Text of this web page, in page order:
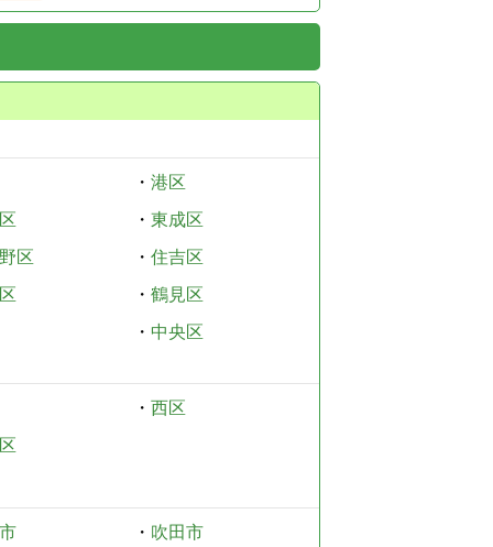
・ 港区
・ 東成区
区
・ 住吉区
・ 鶴見区
・ 中央区
・ 西区
・ 吹田市